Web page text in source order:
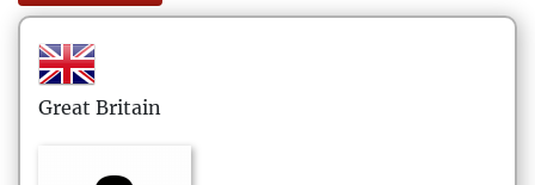
Great Britain